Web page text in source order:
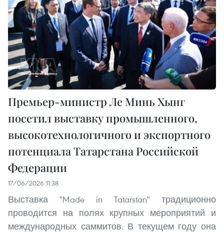
Премьер-министр Ле Минь Хынг
посетил выставку промышленного,
высокотехнологичного и экспортного
потенциала Татарстана Российской
Федерации
17/06/2026 11:38
Выставка "Made in Tatarstan" традиционно
проводится на полях крупных мероприятий и
международных саммитов. В текущем году она